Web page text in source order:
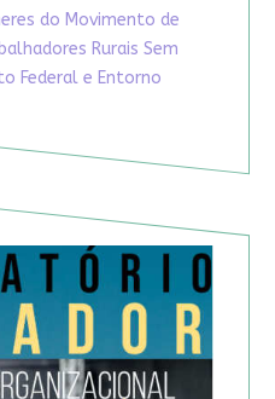
do Movimento de
Rurais Sem
Federal e Entorno